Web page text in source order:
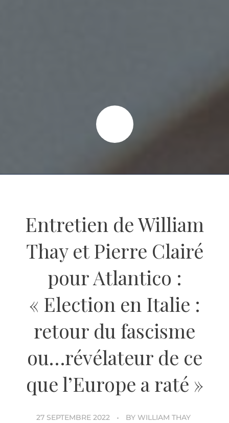
Entretien de William
Thay et Pierre Clairé
pour Atlantico :
« Election en Italie :
retour du fascisme
ou…révélateur de ce
que l’Europe a raté »
27 SEPTEMBRE 2022 BY WILLIAM THAY